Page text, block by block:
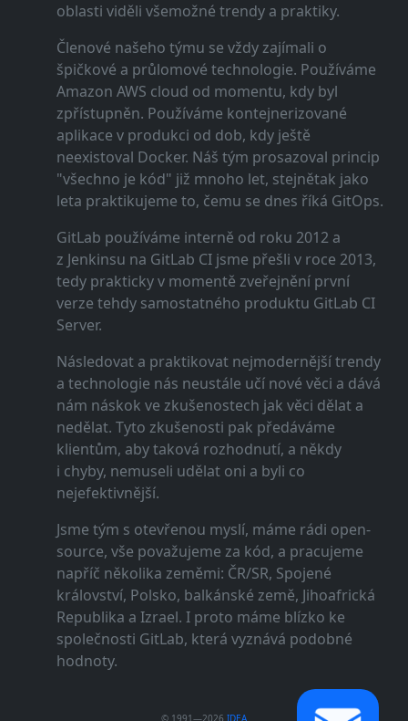
oblasti viděli všemožné trendy a praktiky.
Členové našeho týmu se vždy zajímali o
špičkové a průlomové technologie. Používáme
Amazon AWS cloud od momentu, kdy byl
zpřístupněn. Používáme kontejnerizované
aplikace v produkci od dob, kdy ještě
neexistoval Docker. Náš tým prosazoval princip
"všechno je kód" již mnoho let, stejnětak jako
leta praktikujeme to, čemu se dnes říká GitOps.
GitLab používáme interně od roku 2012 a
z Jenkinsu na GitLab CI jsme přešli v roce 2013,
tedy prakticky v momentě zveřejnění první
verze tehdy samostatného produktu GitLab CI
Server.
Následovat a praktikovat nejmodernější trendy
a technologie nás neustále učí nové věci a dává
nám náskok ve zkušenostech jak věci dělat a
nedělat. Tyto zkušenosti pak předáváme
klientům, aby taková rozhodnutí, a někdy
i chyby, nemuseli udělat oni a byli co
nejefektivnější.
Jsme tým s otevřenou myslí, máme rádi open-
source, vše považujeme za kód, a pracujeme
napříč několika zeměmi: ČR/SR, Spojené
království, Polsko, balkánské země, Jihoafrická
Republika a Izrael. I proto máme blízko ke
společnosti GitLab, která vyznává podobné
hodnoty.
© 1991—2026 IDEA